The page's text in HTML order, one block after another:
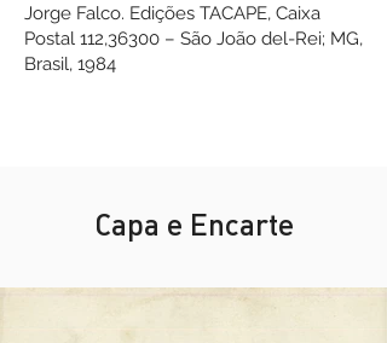
Jorge Falco. Edições TACAPE, Caixa
Postal 112,36300 – São João del-Rei; MG,
Brasil, 1984
Capa e Encarte